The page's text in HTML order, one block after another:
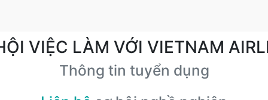
VIỆC LÀM VỚI VIETNAM
Thông tin tuyển dụng